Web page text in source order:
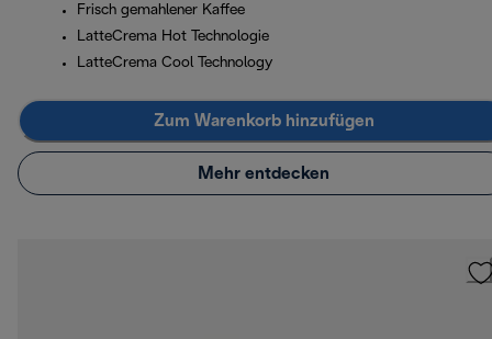
Frisch gemahlener Kaffee
LatteCrema Hot Technologie
LatteCrema Cool Technology
Zum Warenkorb hinzufügen
Mehr entdecken